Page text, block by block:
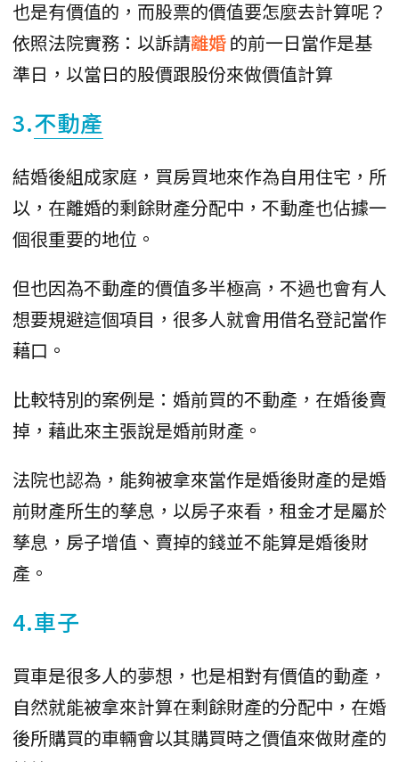
也是有價值的，而股票的價值要怎麼去計算呢？
依照法院實務：以訴請離婚的前一日當作是基
準日，以當日的股價跟股份來做價值計算
3.不動產
結婚後組成家庭，買房買地來作為自用住宅，所
以，在離婚的剩餘財產分配中，不動產也佔據一
個很重要的地位。
但也因為不動產的價值多半極高，不過也會有人
想要規避這個項目，很多人就會用借名登記當作
藉口。
比較特別的案例是：婚前買的不動產，在婚後賣
掉，藉此來主張說是婚前財產。
法院也認為，能夠被拿來當作是婚後財產的是婚
前財產所生的孳息，以房子來看，租金才是屬於
孳息，房子增值、賣掉的錢並不能算是婚後財
產。
4.車子
買車是很多人的夢想，也是相對有價值的動產，
自然就能被拿來計算在剩餘財產的分配中，在婚
後所購買的車輛會以其購買時之價值來做財產的